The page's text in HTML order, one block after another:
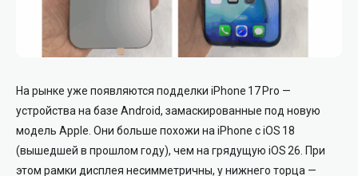
На рынке уже появляются подделки iPhone 17 Pro —
устройства на базе Android, замаскированные под новую
модель Apple. Они больше похожи на iPhone с iOS 18
(вышедшей в прошлом году), чем на грядущую iOS 26. При
этом рамки дисплея несимметричны, у нижнего торца —